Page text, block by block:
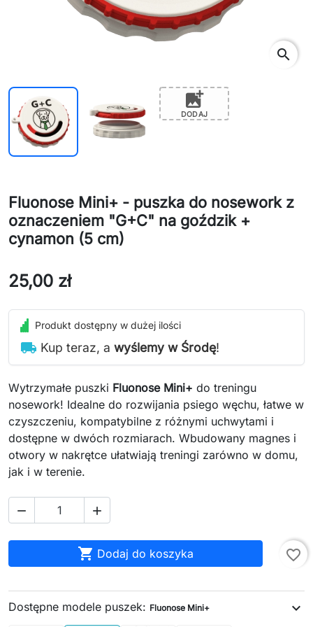
search
add_photo_alternate
DODAJ
Fluonose Mini+ - puszka do nosework z
oznaczeniem "G+C" na goździk +
cynamon (5 cm)
25,00 zł
Produkt dostępny w dużej ilości
local_shipping Kup teraz, a wyślemy w Środę!
Wytrzymałe puszki Fluonose Mini+ do treningu
nosework! Idealne do rozwijania psiego węchu, łatwe w
czyszczeniu, kompatybilne z różnymi uchwytami i
dostępne w dwóch rozmiarach. Wbudowany magnes i
otwory w nakrętce ułatwiają treningi zarówno w domu,
jak i w terenie.
 
 Dodaj do koszyka favorite_border
Dostępne modele puszek: Fluonose Mini+ expand_more